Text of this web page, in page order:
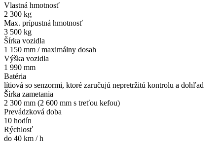
Vlastná hmotnosť
2 300 kg
Max. prípustná hmotnosť
3 500 kg
Šírka vozidla
1 150 mm / maximálny dosah
Výška vozidla
1 990 mm
Batéria
lítiová so senzormi, ktoré zaručujú nepretržitú kontrolu a dohľad
Šírka zametania
2 300 mm (2 600 mm s treťou kefou)
Prevádzková doba
10 hodín
Rýchlosť
do 40 km / h